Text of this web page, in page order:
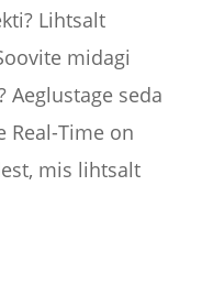
Lihtsalt
midagi
seda
Real-Time on
mis lihtsalt